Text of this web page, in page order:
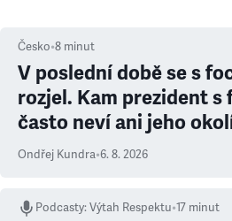
Česko•8 minut
V poslední době se s
rozjel. Kam prezident s
často neví ani jeho
Ondřej Kundra•6. 8. 2026
Podcasty:Výtah Respektu•17 minut